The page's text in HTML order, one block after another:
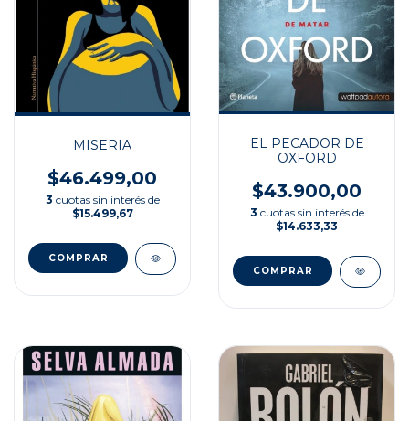
MISERIA
$46.499,00
3 cuotas sin interés de
$15.499,67
EL PECADOR DE
OXFORD
$43.900,00
3 cuotas sin interés de
$14.633,33